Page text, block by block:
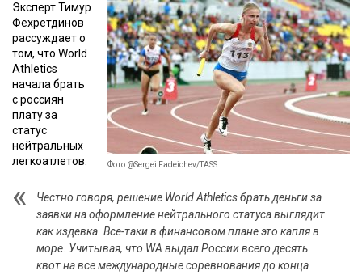
Фото @Sergei Fadeichev/TASS
Эксперт Тимур
Фехретдинов
рассуждает о
том, что World
Athletics
начала брать
с россиян
плату за
статус
нейтральных
легкоатлетов:
Честно говоря, решение World Athletics брать деньги за
заявки на оформление нейтрального статуса выглядит
как издевка. Все-таки в финансовом плане это капля в
море. Учитывая, что WA выдал России всего десять
квот на все международные соревнования до конца